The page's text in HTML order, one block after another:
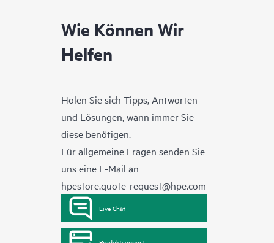
Wie Können Wir
Helfen
Holen Sie sich Tipps, Antworten
und Lösungen, wann immer Sie
diese benötigen.
Für allgemeine Fragen senden Sie
uns eine E-Mail an
hpestore.quote-request@hpe.com
Live Chat